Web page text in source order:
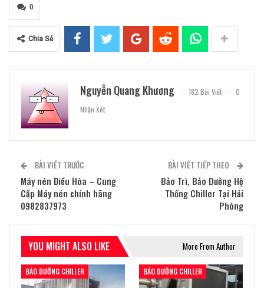
0
Chia Sẻ
Nguyễn Quang Khương 182 Bài Viết
0
Nhận Xét
BÀI VIẾT TRƯỚC
Máy nén Điều Hòa – Cung
Cấp Máy nén chính hãng
0982837973
BÀI VIẾT TIẾP THEO
Bảo Trì, Bảo Dưỡng Hệ
Thống Chiller Tại Hải
Phòng
YOU MIGHT ALSO LIKE More From Author
BẢO DƯỠNG CHILLER BẢO DƯỠNG CHILLER